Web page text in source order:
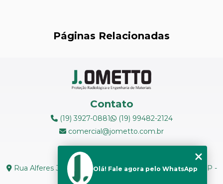
MANUTENÇÃO DE MEDIDORES DE RADIAÇÃO
MEDIÇÃO DE FERRITA
RADIOGRAFIA INDUSTRIAL
RÉPLICAS METALOGRÁFICAS
Páginas Relacionadas
Contato
(19) 3927-0881
(19) 99482-2124
comercial@jometto.com.br
Endereço
Rua Alferes José Caetano, N 1665 - Centro Piracicaba - SP -
CEP: 13400-126
Olá! Fale agora pelo WhatsApp